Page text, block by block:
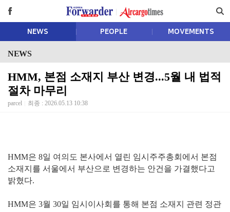
NEWS PEOPLE MOVEMENTS
NEWS
HMM, 본점 소재지 부산 변경...5월 내 법적
절차 마무리
parcel 최종 : 2026.05.13 10:38
HMM은 8일 여의도 본사에서 열린 임시주주총회에서 본점
소재지를 서울에서 부산으로 변경하는 안건을 가결했다고
밝혔다.
HMM은 3월 30일 임시이사회를 통해 본점 소재지 관련 정관